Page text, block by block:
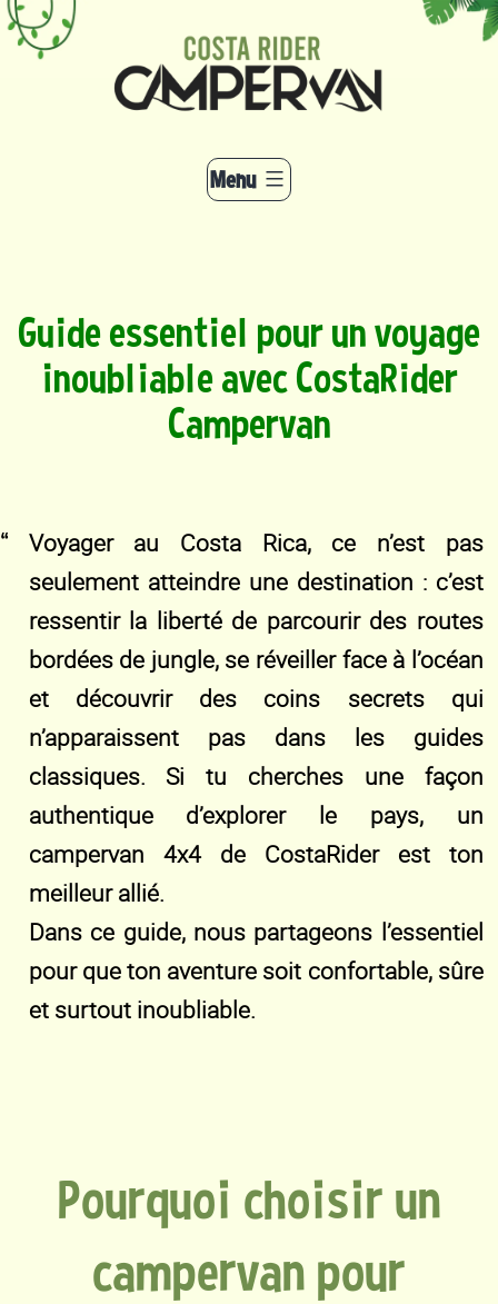
contenu
Menu
Guide essentiel pour un voyage
inoubliable avec CostaRider
Campervan
Voyager au Costa Rica, ce n’est pas
seulement atteindre une destination : c’est
ressentir la liberté de parcourir des routes
bordées de jungle, se réveiller face à l’océan
et découvrir des coins secrets qui
n’apparaissent pas dans les guides
classiques. Si tu cherches une façon
authentique d’explorer le pays, un
campervan 4x4 de CostaRider est ton
meilleur allié.
Dans ce guide, nous partageons l’essentiel
pour que ton aventure soit confortable, sûre
et surtout inoubliable.
Pourquoi choisir un
campervan pour